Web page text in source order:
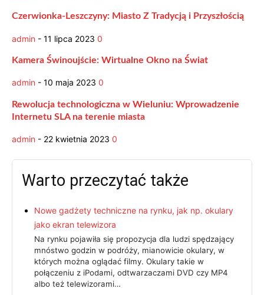
Czerwionka-Leszczyny: Miasto Z Tradycją i Przyszłością
admin - 11 lipca 2023 0
Kamera Świnoujście: Wirtualne Okno na Świat
admin - 10 maja 2023 0
Rewolucja technologiczna w Wieluniu: Wprowadzenie
Internetu SLA na terenie miasta
admin - 22 kwietnia 2023 0
Warto przeczytać także
Nowe gadżety techniczne na rynku, jak np. okulary
jako ekran telewizora
Na rynku pojawiła się propozycja dla ludzi spędzający
mnóstwo godzin w podróży, mianowicie okulary, w
których można oglądać filmy. Okulary takie w
połączeniu z iPodami, odtwarzaczami DVD czy MP4
albo też telewizorami…